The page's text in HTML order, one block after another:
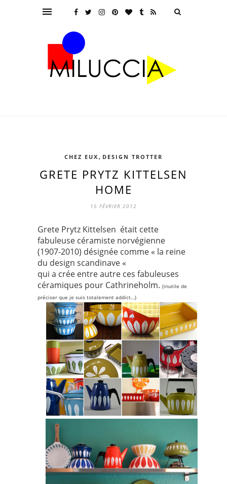
CHEZ EUX , DESIGN TROTTER
GRETE PRYTZ KITTELSEN
HOME
15 FÉVRIER 2012
Grete Prytz Kittelsen était cette
fabuleuse céramiste norvégienne
(1907-2010) désignée comme « la reine
du design scandinave «
qui a crée entre autre ces fabuleuses
céramiques pour Cathrineholm. (inutile de
préciser que je suis totalement addict…)